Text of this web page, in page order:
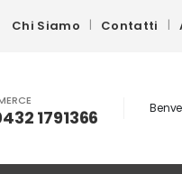
Chi Siamo Contatti
1791366